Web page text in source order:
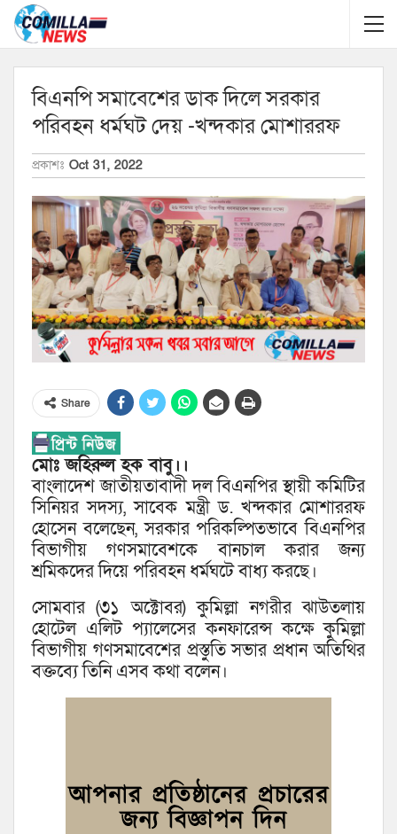
বিএনপি সমাবেশের ডাক দিলে সরকার
পরিবহন ধর্মঘট দেয় -খন্দকার মোশাররফ
প্রকাশঃ Oct 31, 2022
Share
মোঃ জহিরুল হক বাবু।।
বাংলাদেশ জাতীয়তাবাদী দল বিএনপির স্থায়ী কমিটির
সিনিয়র সদস্য, সাবেক মন্ত্রী ড. খন্দকার মোশাররফ
হোসেন বলেছেন, সরকার পরিকল্পিতভাবে বিএনপির
বিভাগীয় গণসমাবেশকে বানচাল করার জন্য
শ্রমিকদের দিয়ে পরিবহন ধর্মঘটে বাধ্য করছে।
সোমবার (৩১ অক্টোবর) কুমিল্লা নগরীর ঝাউতলায়
হোটেল এলিট প্যালেসের কনফারেন্স কক্ষে কুমিল্লা
বিভাগীয় গণসমাবেশের প্রস্তুতি সভার প্রধান অতিথির
বক্তব্যে তিনি এসব কথা বলেন।